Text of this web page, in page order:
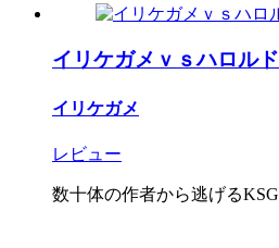
イリケガメｖｓハロルド
イリケガメ
レビュー
数十体の作者から逃げるKSG